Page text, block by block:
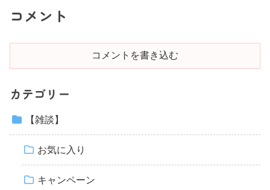
コメント
コメントを書き込む
カテゴリー
【雑談】
お気に入り
キャンペーン